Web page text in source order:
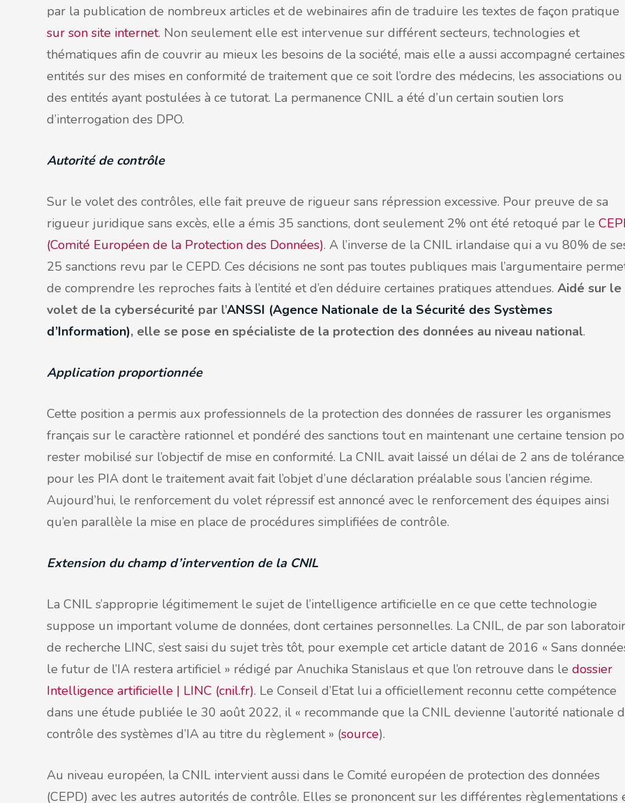
par la publication de nombreux articles et de webinaires afin de traduire les textes de façon pratique
sur son site internet. Non seulement elle est intervenue sur différent secteurs, technologies et
thématiques afin de couvrir au mieux les besoins de la société, mais elle a aussi accompagné certaines
entités sur des mises en conformité de traitement que ce soit l’ordre des médecins, les associations ou
des entités ayant postulées à ce tutorat. La permanence CNIL a été d’un certain soutien lors
d’interrogation des DPO.
Autorité de contrôle
Sur le volet des contrôles, elle fait preuve de rigueur sans répression excessive. Pour preuve de sa
rigueur juridique sans excès, elle a émis 35 sanctions, dont seulement 2% ont été retoqué par le
(Comité Européen de la Protection des Données). A l’inverse de la CNIL irlandaise qui a vu 80% de
25 sanctions revu par le CEPD. Ces décisions ne sont pas toutes publiques mais l’argumentaire
de comprendre les reproches faits à l’entité et d’en déduire certaines pratiques attendues. Aidé sur le
volet de la cybersécurité par l’ANSSI (Agence Nationale de la Sécurité des Systèmes
d’Information), elle se pose en spécialiste de la protection des données au niveau national.
Application proportionnée
Cette position a permis aux professionnels de la protection des données de rassurer les organismes
français sur le caractère rationnel et pondéré des sanctions tout en maintenant une certaine tension
rester mobilisé sur l’objectif de mise en conformité. La CNIL avait laissé un délai de 2 ans de
pour les PIA dont le traitement avait fait l’objet d’une déclaration préalable sous l’ancien régime.
Aujourd’hui, le renforcement du volet répressif est annoncé avec le renforcement des équipes ainsi
qu’en parallèle la mise en place de procédures simplifiées de contrôle.
Extension du champ d’intervention de la CNIL
La CNIL s’approprie légitimement le sujet de l’intelligence artificielle en ce que cette technologie
suppose un important volume de données, dont certaines personnelles. La CNIL, de par son
de recherche LINC, s’est saisi du sujet très tôt, pour exemple cet article datant de 2016 « Sans
le futur de l’IA restera artificiel » rédigé par Anuchika Stanislaus et que l’on retrouve dans le dossier
Intelligence artificielle | LINC (cnil.fr). Le Conseil d’Etat lui a officiellement reconnu cette compétence
dans une étude publiée le 30 août 2022, il « recommande que la CNIL devienne l’autorité nationale
contrôle des systèmes d’IA au titre du règlement » (source).
Au niveau européen, la CNIL intervient aussi dans le Comité européen de protection des données
(CEPD) avec les autres autorités de contrôle. Elles se prononcent sur les différentes règlementations